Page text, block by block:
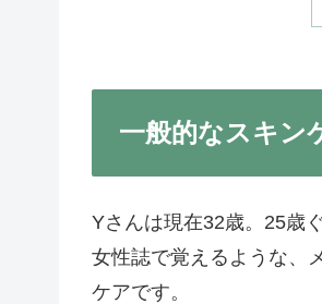
一般的なスキン
Yさんは現在32歳。25歳
女性誌で覚えるような、
ケアです。